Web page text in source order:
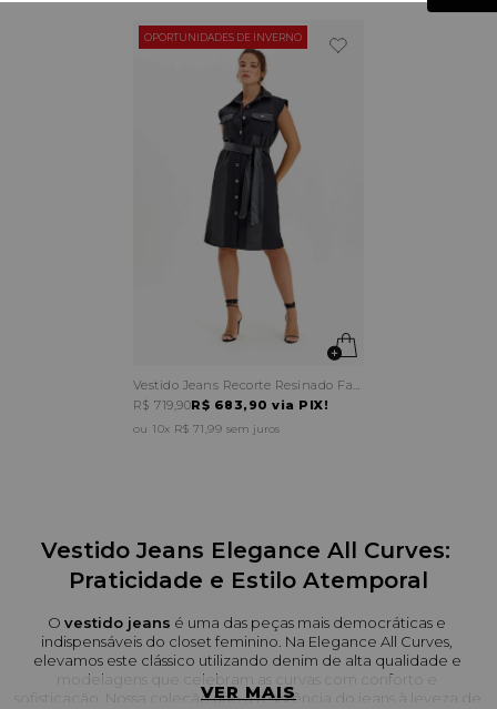
OPORTUNIDADES DE INVERNO
Vestido Jeans Recorte Resinado Faixa Cintura
R$ 683,90 via PIX!
R$ 719,90
10x R$ 71,99 sem juros
Vestido Jeans Elegance All Curves:
Praticidade e Estilo Atemporal
O vestido jeans é uma das peças mais democráticas e
indispensáveis do closet feminino. Na Elegance All Curves,
elevamos este clássico utilizando denim de alta qualidade e
modelagens que celebram as curvas com conforto e
sofisticação. Nossa coleção une a resistência do jeans à leveza de
VER MAIS